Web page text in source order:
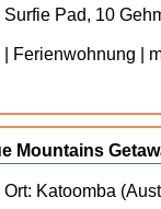
Surfie Pad, 10
| Ferienwohnung |
Mountains
Ort: Katoomba